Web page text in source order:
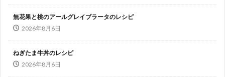
無花果と桃のアールグレイブラータのレシピ
2026年8月6日
ねぎたま牛丼のレシピ
2026年8月6日